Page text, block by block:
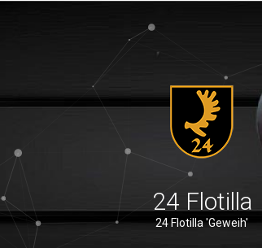
24 Flotilla
24 Flotilla 'Geweih'